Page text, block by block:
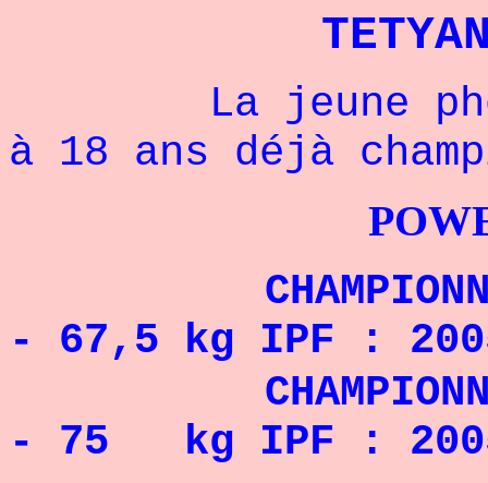
La jeune
à 18 ans déjà
- 67,5 kg IPF :
CHAMPIONNE
- 75 kg IPF :